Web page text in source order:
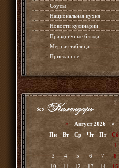
» Соусы
» Национальная кухня
» Новости кулинарии
» Праздничные блюда
» Мерная таблица
» Присланное
« Август 2026 »
Пн
Вт Ср Чт Пт Сб
1
3
4 5 6 7 8
10
11 12 13 14 15